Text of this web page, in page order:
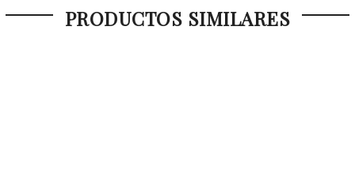
PRODUCTOS SIMILARES